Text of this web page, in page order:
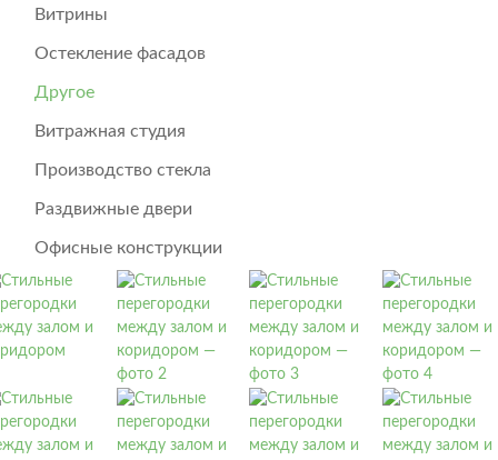
Витрины
Остекление фасадов
Другое
Витражная студия
Производство стекла
Раздвижные двери
Офисные конструкции